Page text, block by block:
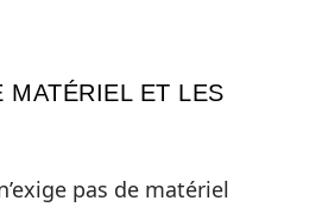
MATÉRIEL ET LES
pas de matériel